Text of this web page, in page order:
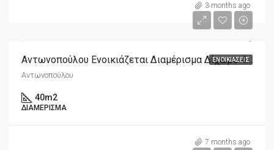
3 months ago
ΕΝΟΙΚΙΆΣΕΙΣΑντωνοπούλου Ενοικιάζεται Διαμέρισμα Δίχωρο 40m2
Αντωνοπούλου
40m2
ΔΙΑΜΈΡΙΣΜΑ
7 months ago